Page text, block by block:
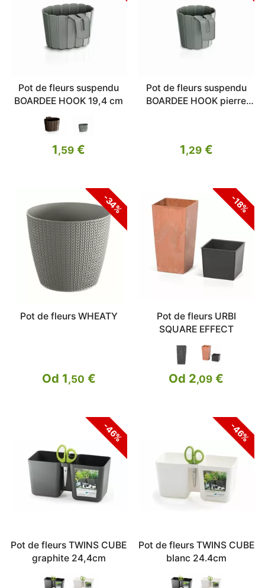
Pot de fleurs suspendu
BOARDEE HOOK 19,4 cm
1,59 €
Pot de fleurs suspendu
BOARDEE HOOK pierre
1,29€
-34%
Pot de fleurs WHEATY
Od 1,50 €
-18%
Pot de fleurs URBI
SQUARE EFFECT
Od 2,09 €
-46%
Pot de fleurs TWINS CUBE
graphite 24,4cm
-46%
Pot de fleurs TWINS CUBE
blanc 24.4cm